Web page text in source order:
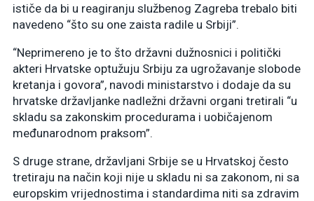
ističe da bi u reagiranju službenog Zagreba trebalo biti
navedeno “što su one zaista radile u Srbiji”.
“Neprimereno je to što državni dužnosnici i politički
akteri Hrvatske optužuju Srbiju za ugrožavanje slobode
kretanja i govora”, navodi ministarstvo i dodaje da su
hrvatske državljanke nadležni državni organi tretirali “u
skladu sa zakonskim procedurama i uobičajenom
međunarodnom praksom”.
S druge strane, državljani Srbije se u Hrvatskoj često
tretiraju na način koji nije u skladu ni sa zakonom, ni sa
europskim vrijednostima i standardima niti sa zdravim